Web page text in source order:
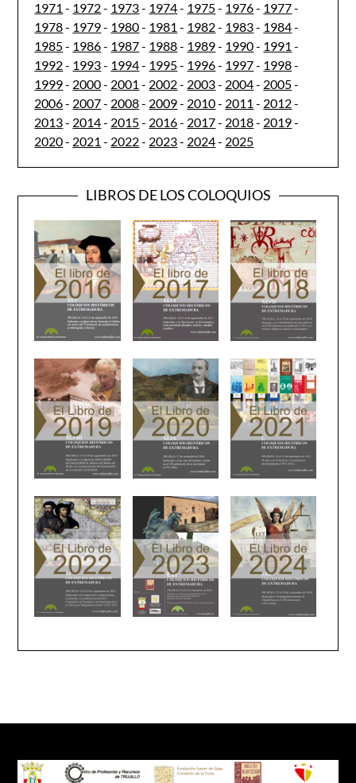
1971 - 1972- 1973- 1974- 1975- 1976- 1977-
1978- 1979- 1980- 1981 - 1982- 1983- 1984-
1985- 1986- 1987- 1988- 1989- 1990- 1991 -
1992- 1993- 1994- 1995- 1996- 1997- 1998-
1999- 2000- 2001 - 2002- 2003- 2004- 2005-
2006- 2007- 2008- 2009- 2010- 2011 - 2012-
2013- 2014- 2015- 2016- 2017- 2018- 2019-
2020- 2021 - 2022- 2023- 2024- 2025
LIBROS DE LOS COLOQUIOS